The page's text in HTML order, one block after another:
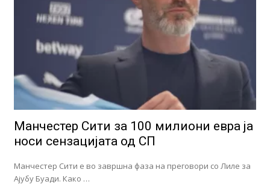
Манчестер Сити за 100 милиони евра ја
носи сензацијата од СП
Манчестер Сити е во завршна фаза на преговори со Лиле за
Ајубу Буади. Како …